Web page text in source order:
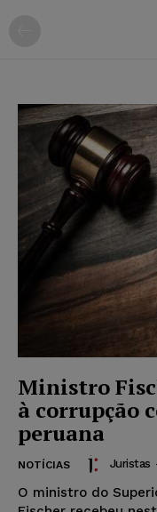
Ministro
à corrupção
peruana
NOTÍCIAS Juristas
O ministro do